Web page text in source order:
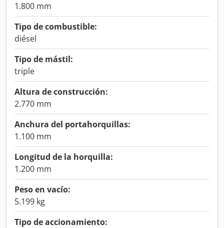
1.800 mm
Tipo de combustible:
diésel
Tipo de mástil:
triple
Altura de construcción:
2.770 mm
Anchura del portahorquillas:
1.100 mm
Longitud de la horquilla:
1.200 mm
Peso en vacío:
5.199 kg
Tipo de accionamiento: